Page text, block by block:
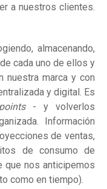
a nuestros clientes.
almacenando,
cada uno de ellos y
nuestra marca y con
y digital. Es
- y volverlos
Información
de ventas,
de consumo de
que nos anticipemos
como en tiempo).